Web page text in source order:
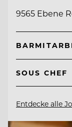
9565 Ebene
SOUS CHEF
Entdecke alle